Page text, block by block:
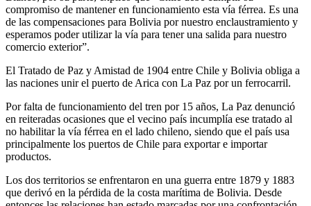
compromiso de mantener en funcionamiento esta vía férrea. Es una
de las compensaciones para Bolivia por nuestro enclaustramiento y
esperamos poder utilizar la vía para tener una salida para nuestro
comercio exterior”.
El Tratado de Paz y Amistad de 1904 entre Chile y Bolivia obliga a
las naciones unir el puerto de Arica con La Paz por un ferrocarril.
Por falta de funcionamiento del tren por 15 años, La Paz denunció
en reiteradas ocasiones que el vecino país incumplía ese tratado al
no habilitar la vía férrea en el lado chileno, siendo que el país usa
principalmente los puertos de Chile para exportar e importar
productos.
Los dos territorios se enfrentaron en una guerra entre 1879 y 1883
que derivó en la pérdida de la costa marítima de Bolivia. Desde